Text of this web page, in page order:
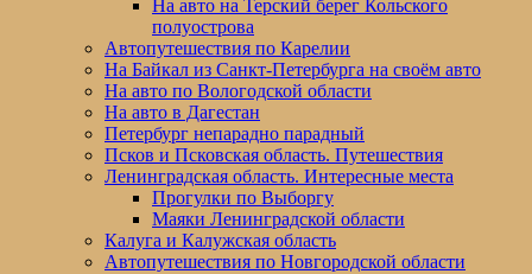
На авто на Терский берег Кольского
полуострова
Автопутешествия по Карелии
На Байкал из Санкт-Петербурга на своём авто
На авто по Вологодской области
На авто в Дагестан
Петербург непарадно парадный
Псков и Псковская область. Путешествия
Ленинградская область. Интересные места
Прогулки по Выборгу
Маяки Ленинградской области
Калуга и Калужская область
Автопутешествия по Новгородской области